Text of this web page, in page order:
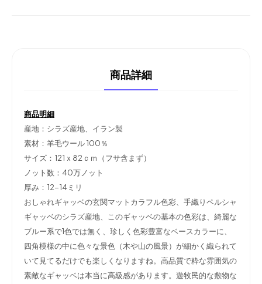
商品詳細
商品明細
産地：シラズ産地、イラン製
素材：羊毛ウール 100％
サイズ：121ｘ82ｃｍ（フサ含まず）
ノット数：40万ノット
厚み：12-14ミリ
おしゃれギャッベの玄関マットカラフル色彩、手織りペルシャ
ギャッベのシラズ産地、このギャッベの基本の色彩は、綺麗な
ブルー系で1色では無く、珍しく色彩豊富なベースカラーに、
四角模様の中に色々な景色（木や山の風景）が細かく織られて
いて見てるだけでも楽しくなりますね。高品質で粋な雰囲気の
素敵なギャッベは本当に高級感があります。遊牧民的な敷物な